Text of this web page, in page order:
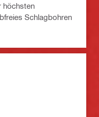
höchsten
Schlagbohren